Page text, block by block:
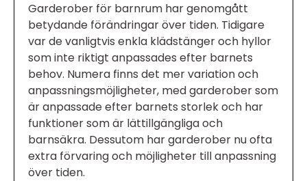
Garderober för barnrum har genomgått
betydande förändringar över tiden. Tidigare
var de vanligtvis enkla klädstänger och hyllor
som inte riktigt anpassades efter barnets
behov. Numera finns det mer variation och
anpassningsmöjligheter, med garderober som
är anpassade efter barnets storlek och har
funktioner som är lättillgängliga och
barnsäkra. Dessutom har garderober nu ofta
extra förvaring och möjligheter till anpassning
över tiden.